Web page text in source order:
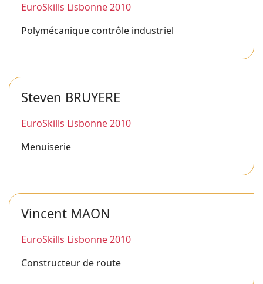
EuroSkills Lisbonne 2010
Polymécanique contrôle industriel
Steven BRUYERE
EuroSkills Lisbonne 2010
Menuiserie
Vincent MAON
EuroSkills Lisbonne 2010
Constructeur de route